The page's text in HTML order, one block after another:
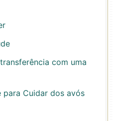
com uma
para Cuidar dos avós